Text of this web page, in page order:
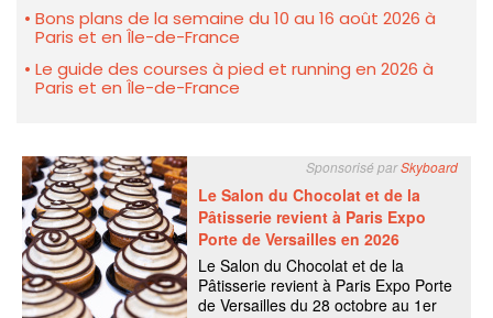
Bons plans de la semaine du 10 au 16 août 2026 à
Paris et en Île-de-France
Le guide des courses à pied et running en 2026 à
Paris et en Île-de-France